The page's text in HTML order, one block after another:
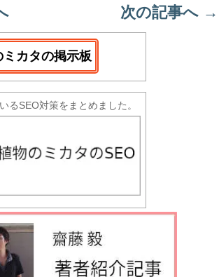
次の記事へ →
ミカタの掲示板
るSEO対策をまとめました。